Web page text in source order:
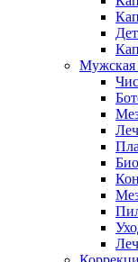
Мужская